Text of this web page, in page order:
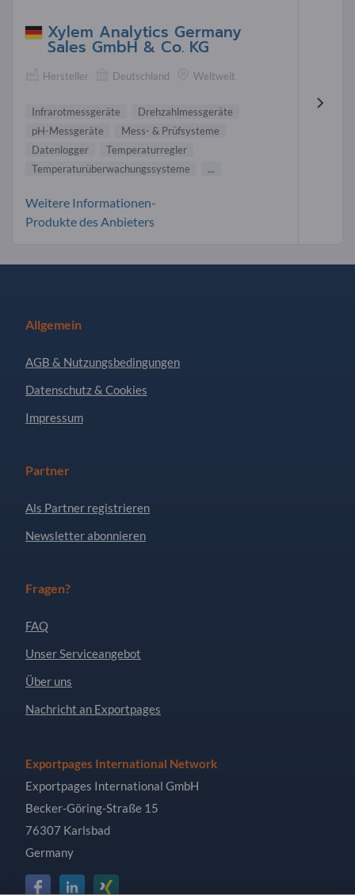
Xylem Analytics Germany
Sales GmbH & Co. KG
Hersteller Deutschland Weltweit
Infrarotmessgeräte
Drehzahlmessgeräte
pH-Messgeräte
Mess- & Prüfsysteme
Datenlogger
Temperaturregler
Temperaturüberwachungssysteme
...
Weitere Informationen-
Produkte des Anbieters
Allgemein
AGB & Nutzungsbedingungen
Datenschutz & Cookies
Impressum
Partner
Als Partner registrieren
Newsletter abonnieren
Fragen?
FAQ
Unser Serviceangebot
Über uns
Nachricht an Exportpages
Exportpages International Network
Exportpages International GmbH
Becker-Göring-Straße 15
76307 Karlsbad
Germany